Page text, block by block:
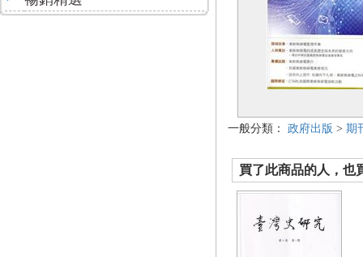
一般分類： 政府出版 > 期
買了此商品的人，也